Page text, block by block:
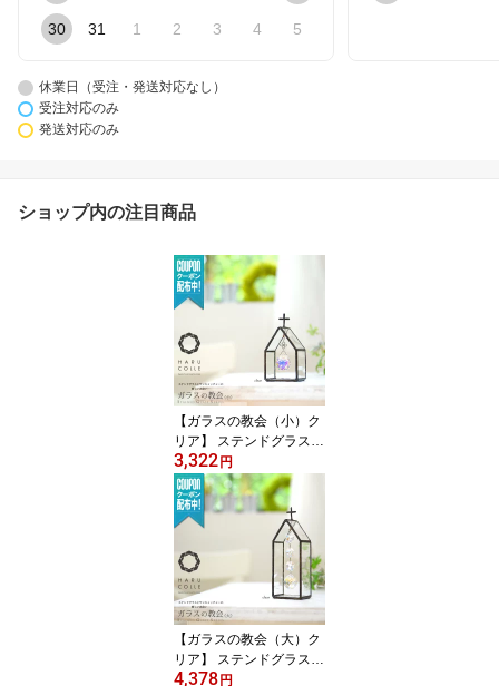
30 31 1 2 3 4 5
休業日（受注・発送対応なし）
受注対応のみ
発送対応のみ
ショップ内の注目商品
【ガラスの教会（小）ク
リア】 ステンドグラス
サンキャッチャー インテ
リア 置物 置き型 スタン
ド 小物 デスク 玄関 北欧
雑貨 北欧雑貨 プレシオ
サ クリスタル 風水 開運
おしゃれ かわいい 誕生
日 プレゼント ギフト 教
会
3,322 円
【ガラスの教会（大）ク
リア】 ステンドグラス
サンキャッチャー インテ
4,378 円